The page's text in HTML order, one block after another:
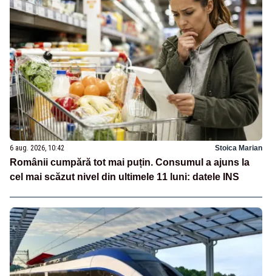
6 aug. 2026, 10:42 Stoica Marian
Românii cumpără tot mai puțin. Consumul a ajuns la
cel mai scăzut nivel din ultimele 11 luni: datele INS